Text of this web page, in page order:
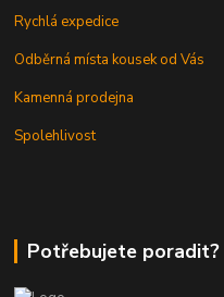
Rychlá expedice
Odběrná místa kousek od Vás
Kamenná prodejna
Spolehlivost
Potřebujete poradit?